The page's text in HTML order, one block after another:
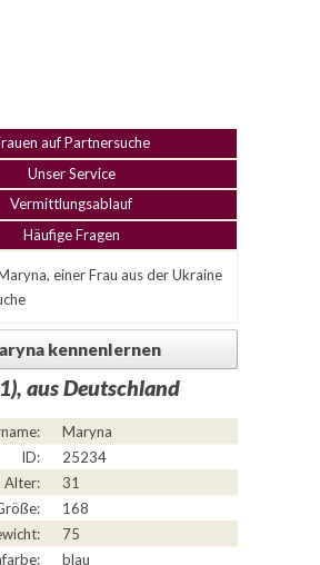
auf Partnersuche
Unser Service
Vermittlungsablauf
Häufige Fragen
kennenlernen
aus Deutschland
Maryna
ID:
25234
Alter:
31
168
75
blau